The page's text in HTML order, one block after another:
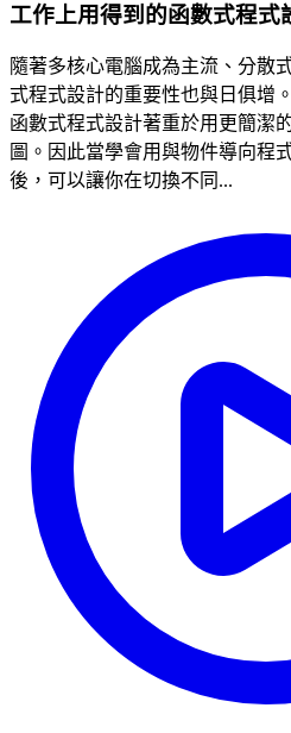
工作上用得到的函數式程式
隨著多核心電腦成為主流、分散
式程式設計的重要性也與日俱增
函數式程式設計著重於用更簡潔
圖。因此當學會用與物件導向程
後，可以讓你在切換不同...